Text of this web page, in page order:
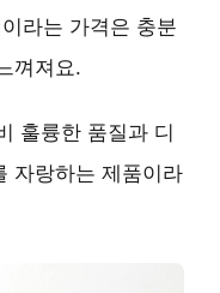
라는 가격은 충분
껴져요.
훌륭한 품질과 디
자랑하는 제품이라